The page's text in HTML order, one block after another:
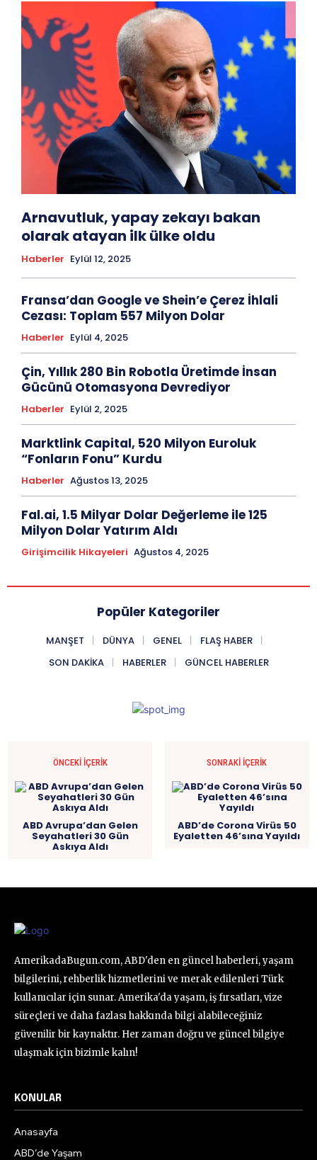
Arnavutluk, yapay zekayı bakan
olarak atayan ilk ülke oldu
Haberler Eylül 12, 2025
Fransa’dan Google ve Shein’e Çerez İhlali
Cezası: Toplam 557 Milyon Dolar
Haberler Eylül 4, 2025
Çin, Yıllık 280 Bin Robotla Üretimde İnsan
Gücünü Otomasyona Devrediyor
Haberler Eylül 2, 2025
Marktlink Capital, 520 Milyon Euroluk
“Fonların Fonu” Kurdu
Haberler Ağustos 13, 2025
Fal.ai, 1.5 Milyar Dolar Değerleme ile 125
Milyon Dolar Yatırım Aldı
Girişimcilik Hikayeleri Ağustos 4, 2025
Popüler Kategoriler
MANŞET DÜNYA GENEL
FLAŞ HABER
SON DAKIKA
HABERLER GÜNCEL HABERLER
ÖNCEKI İÇERIK
ABD Avrupa’dan Gelen
Seyahatleri 30 Gün
Askıya Aldı
SONRAKI İÇERIK
ABD’de Corona Virüs 50
Eyaletten 46’sına Yayıldı
AmerikadaBugun.com, ABD'den en güncel haberleri, yaşam
bilgilerini, rehberlik hizmetlerini ve merak edilenleri Türk
kullanıcılar için sunar. Amerika'da yaşam, iş fırsatları, vize
süreçleri ve daha fazlası hakkında bilgi alabileceğiniz
güvenilir bir kaynaktır. Her zaman doğru ve güncel bilgiye
ulaşmak için bizimle kalın!
KONULAR
Anasayfa
ABD’de Yaşam